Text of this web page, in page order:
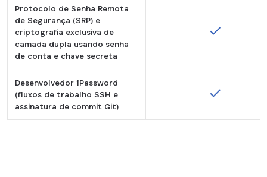
Protocolo de Senha Remota
de Segurança (SRP) e
criptografia exclusiva de
camada dupla usando senha
de conta e chave secreta
Desenvolvedor 1Password
(fluxos de trabalho SSH e
assinatura de commit Git)